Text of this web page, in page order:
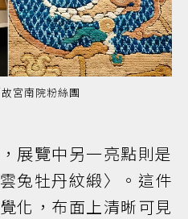
故宮南院粉絲團
展覽中另一亮點則是
兔牡丹紋緞〉。這件
化，布面上清晰可見